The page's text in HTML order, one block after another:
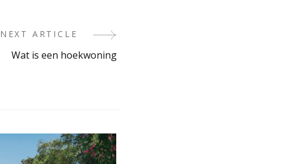
NEXT ARTICLE
Wat is een hoekwoning